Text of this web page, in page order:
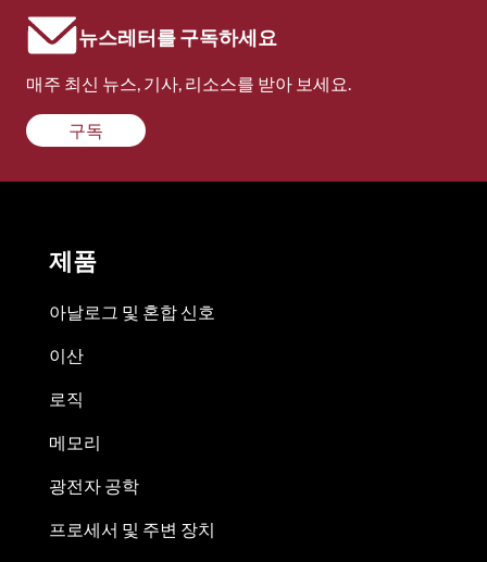
뉴스레터를 구독하세요
매주 최신 뉴스, 기사, 리소스를 받아 보세요.
구독
제품
아날로그 및 혼합 신호
이산
로직
메모리
광전자 공학
프로세서 및 주변 장치